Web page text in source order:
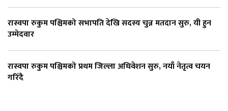
रास्वपा रुकुम पश्चिमको सभापति देखि सदस्य चुन्न मतदान सुरु, यी हुन
उम्मेदवार
रास्वपा रुकुम पश्चिमको प्रथम जिल्ला अधिवेशन सुरु, नयाँ नेतृत्व चयन
गरिँदै